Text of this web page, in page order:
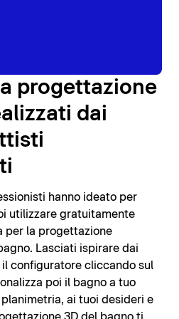
progettazione
dai
hanno ideato per
utilizzare gratuitamente
per la progettazione
Lasciati ispirare dai
configuratore cliccando sul
poi il bagno a tuo
ai tuoi desideri e